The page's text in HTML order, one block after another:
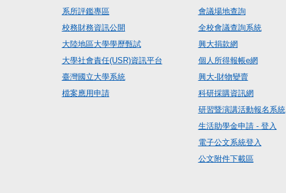
系所評鑑專區
校務財務資訊公開
大陸地區大學學歷甄試
大學社會責任(USR)資訊平台
臺灣國立大學系統
檔案應用申請
會議場地查詢
全校會議查詢系統
興大捐款網
個人所得報帳e網
興大-財物變賣
科研採購資訊網
研習暨演講活動報名系統
生活助學金申請 - 登入
電子公文系統登入
公文附件下載區